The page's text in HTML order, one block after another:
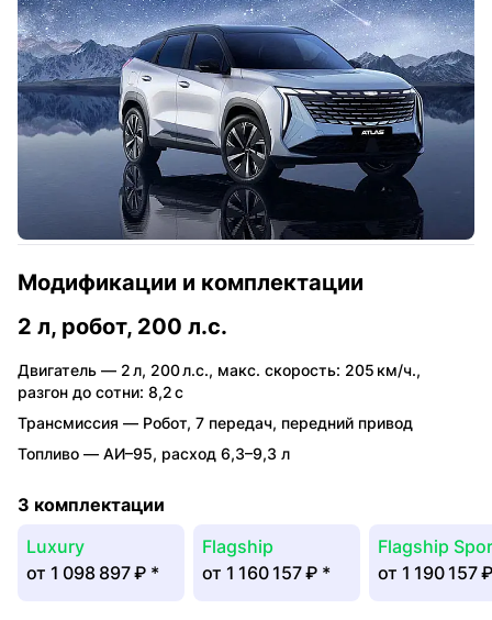
Модификации и комплектации
2 л, робот, 200 л.с.
Двигатель — 2 л, 200 л.с., макс. скорость: 205 км/ч.,
разгон до сотни: 8,2 с
Трансмиссия — Робот, 7 передач, передний привод
Топливо — АИ–95, расход 6,3–9,3 л
3 комплектации
Luxury
от 1 098 897 ₽ *
Flagship
от 1 160 157 ₽ *
Flagship
от 1 190 157